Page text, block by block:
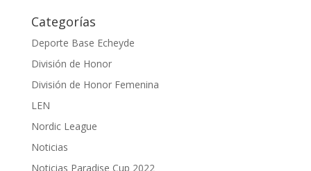
Categorías
Deporte Base Echeyde
División de Honor
División de Honor Femenina
LEN
Nordic League
Noticias
Noticias Paradise Cup 2022